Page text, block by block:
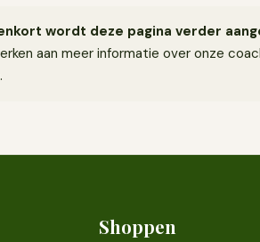
wordt deze pagina verder
aan meer informatie over onze
Shoppen